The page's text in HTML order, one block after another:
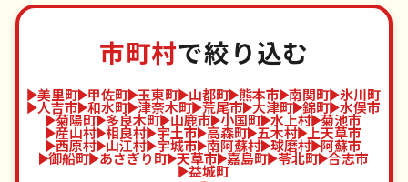
市町村で絞り込む
美里町 甲佐町 玉東町 山都町 熊本市 南関町 氷川町
人吉市 和水町 津奈木町 荒尾市 大津町 錦町 水俣市
菊陽町 多良木町 山鹿市 小国町 水上村 菊池市
産山村 相良村 宇土市 高森町 五木村 上天草市
西原村 山江村 宇城市 南阿蘇村 球磨村 阿蘇市
御船町 あさぎり町 天草市 嘉島町 苓北町 合志市
益城町